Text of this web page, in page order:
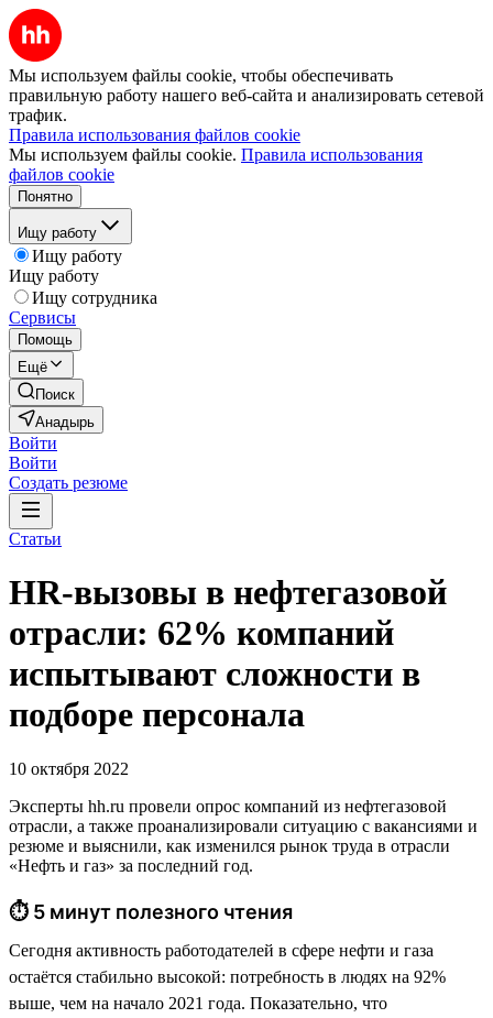
Мы используем файлы cookie, чтобы обеспечивать
правильную работу нашего веб-сайта и анализировать сетевой
трафик.
Правила использования файлов cookie
Мы используем файлы cookie. Правила использования
файлов cookie
Понятно
Ищу работу
Ищу работу
Ищу работу
Ищу сотрудника
Сервисы
Помощь
Ещё
Поиск
Анадырь
Войти
Войти
Создать резюме
Статьи
HR-вызовы в нефтегазовой
отрасли: 62% компаний
испытывают сложности в
подборе персонала
10 октября 2022
Эксперты hh.ru провели опрос компаний из нефтегазовой
отрасли, а также проанализировали ситуацию с вакансиями и
резюме и выяснили, как изменился рынок труда в отрасли
«Нефть и газ» за последний год.
⏱ 5 минут полезного чтения
Сегодня активность работодателей в сфере нефти и газа
остаётся стабильно высокой: потребность в людях на 92%
выше, чем на начало 2021 года. Показательно, что